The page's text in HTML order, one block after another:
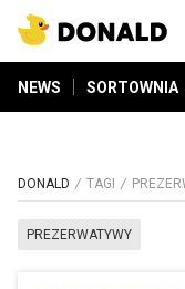
NEWS SORTOWNIA
DONALD TAGI
PREZERWATYWY